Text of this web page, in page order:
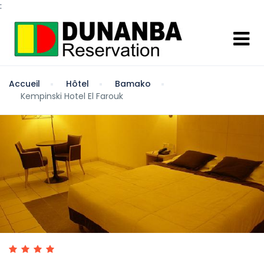
:
Accueil Hôtel
Bamako
Kempinski Hotel El Farouk